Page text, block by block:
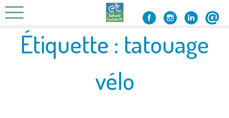
Skip
to
contentÉtiquette : tatouage
vélo